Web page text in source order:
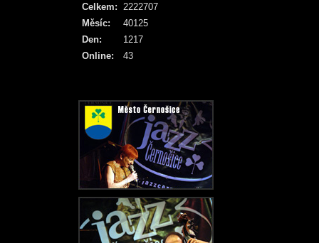
Online: 43
Celkem: 2222707
Měsíc:
40125
Den:
1217